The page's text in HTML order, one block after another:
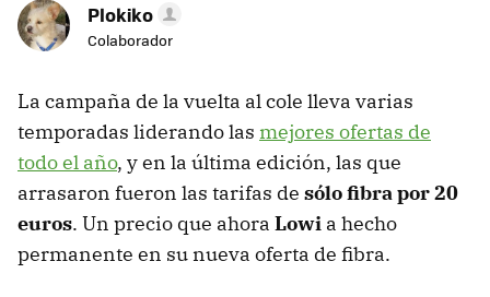
Plokiko
Colaborador
La campaña de la vuelta al cole lleva varias
temporadas liderando las mejores ofertas de
todo el año, y en la última edición, las que
arrasaron fueron las tarifas de sólo fibra por 20
euros. Un precio que ahora Lowi a hecho
permanente en su nueva oferta de fibra.